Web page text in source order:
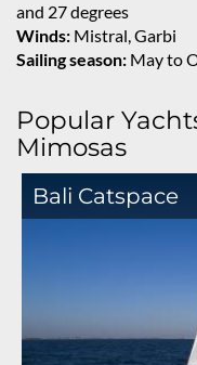
and 27 degrees
Winds: Mistral, Garbi
Sailing season: May to
Popular
Mimosas
Bali Catspace